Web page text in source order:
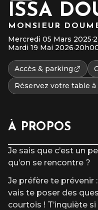
ISSA
MONSIEUR
Mercredi 05 Mars 2025·
Mardi 19 Mai 2026·
Accès & parking
Réservez votre table
À PROPOS
Je sais que c’est un
qu’on se rencontre ?
Je préfère te prévenir
vais te poser des
courtois ! T’inquiète